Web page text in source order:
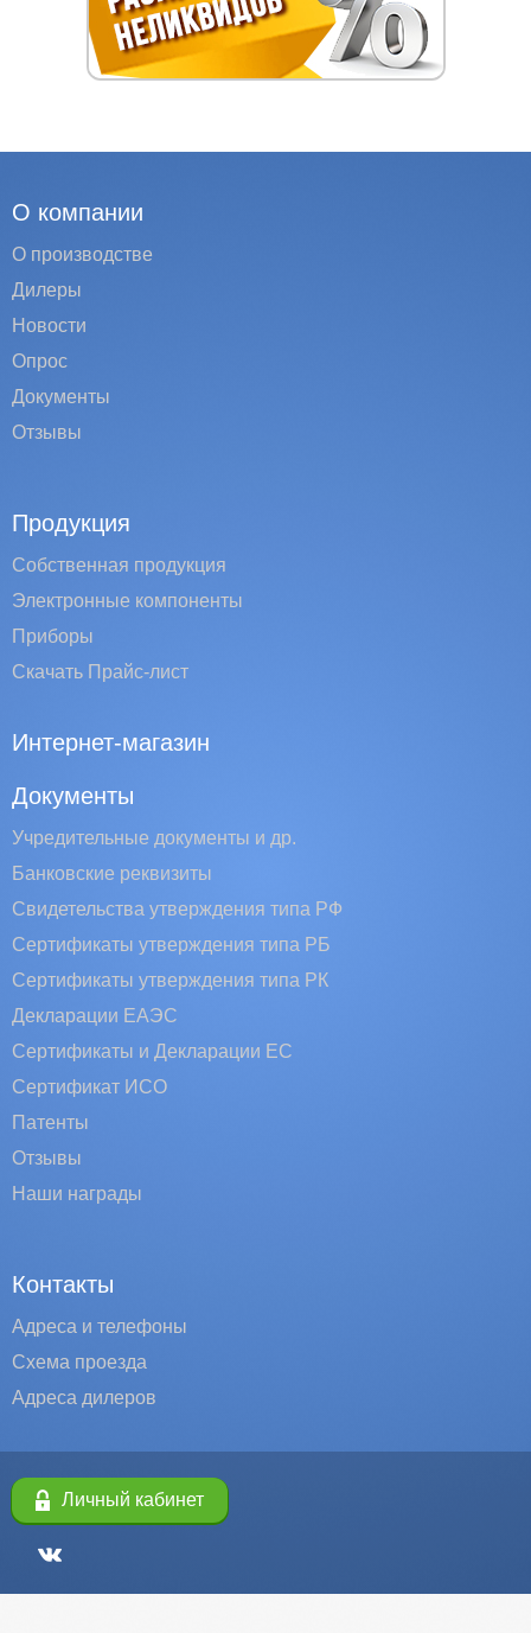
О компании
О производстве
Дилеры
Новости
Опрос
Документы
Отзывы
Продукция
Собственная продукция
Электронные компоненты
Приборы
Скачать Прайс-лист
Интернет-магазин
Документы
Учредительные документы и др.
Банковские реквизиты
Свидетельства утверждения типа РФ
Сертификаты утверждения типа РБ
Сертификаты утверждения типа РК
Декларации ЕАЭС
Сертификаты и Декларации EC
Сертификат ИСО
Патенты
Отзывы
Наши награды
Контакты
Адреса и телефоны
Схема проезда
Адреса дилеров
Личный кабинет